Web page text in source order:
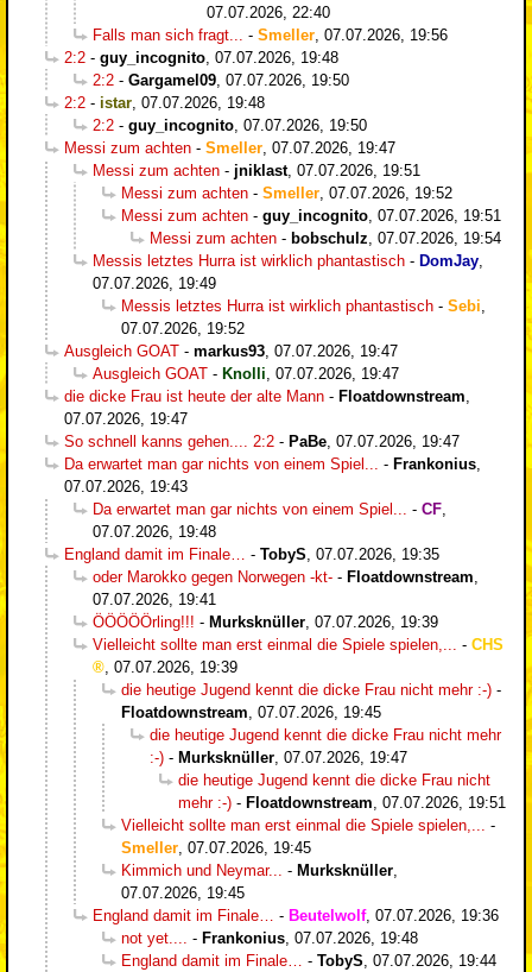
07.07.2026, 22:40
Falls man sich fragt...
- Smeller 07.07.2026, 19:56
2:2 - guy_incognito 07.07.2026, 19:48
2:2 - Gargamel09 07.07.2026, 19:50
2:2 - istar 07.07.2026, 19:48
2:2 - guy_incognito 07.07.2026, 19:50
Messi zum achten - Smeller 07.07.2026, 19:47
Messi zum achten - jniklast, 07.07.2026, 19:51
Messi zum achten - Smeller 07.07.2026, 19:52
Messi zum achten - guy_incognito 07.07.2026, 19:51
Messi zum achten - bobschulz 07.07.2026, 19:54
Messis letztes Hurra ist wirklich phantastisch - DomJay
07.07.2026, 19:49
Messis letztes Hurra ist wirklich phantastisch - Sebi
07.07.2026, 19:52
Ausgleich GOAT - markus93 07.07.2026, 19:47
Ausgleich GOAT - Knolli 07.07.2026, 19:47
die dicke Frau ist heute der alte Mann - Floatdownstream
07.07.2026, 19:47
So schnell kanns gehen.... 2:2 - PaBe 07.07.2026, 19:47
Da erwartet man gar nichts von einem Spiel...
- Frankonius
07.07.2026, 19:43
Da erwartet man gar nichts von einem Spiel...
- CF
07.07.2026, 19:48
England damit im Finale…
- TobyS 07.07.2026, 19:35
oder Marokko gegen Norwegen -kt- - Floatdownstream
07.07.2026, 19:41
ÖÖÖÖÖrling!!! - Murksknüller 07.07.2026, 19:39
Vielleicht sollte man erst einmal die Spiele spielen,...
- CHS
07.07.2026, 19:39
die heutige Jugend kennt die dicke Frau nicht mehr :-) -
Floatdownstream 07.07.2026, 19:45
die heutige Jugend kennt die dicke Frau nicht mehr
:-) - Murksknüller 07.07.2026, 19:47
die heutige Jugend kennt die dicke Frau nicht
mehr :-) - Floatdownstream 07.07.2026, 19:51
Vielleicht sollte man erst einmal die Spiele spielen,...
-
Smeller 07.07.2026, 19:45
Kimmich und Neymar...
- Murksknüller
07.07.2026, 19:45
England damit im Finale…
- Beutelwolf, 07.07.2026, 19:36
not yet....
- Frankonius 07.07.2026, 19:48
England damit im Finale…
- TobyS 07.07.2026, 19:44